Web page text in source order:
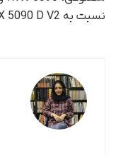
نسبت به RTX 5090 D V2 دارند.